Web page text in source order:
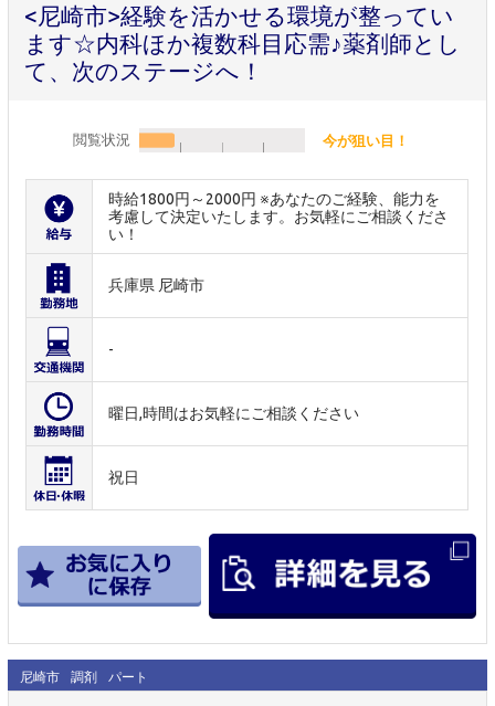
<尼崎市>経験を活かせる環境が整ってい
ます☆内科ほか複数科目応需♪薬剤師とし
て、次のステージへ！
閲覧状況 今が狙い目！
時給1800円～2000円 ※あなたのご経験、能力を
考慮して決定いたします。お気軽にご相談くださ
い！
兵庫県 尼崎市
-
曜日,時間はお気軽にご相談ください
祝日
尼崎市 調剤 パート